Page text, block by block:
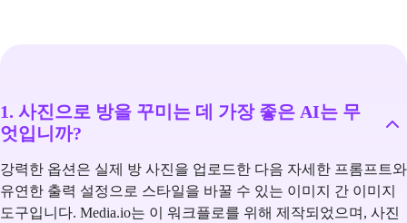
1. 사진으로 방을 꾸미는 데 가장 좋은 AI는 무
엇입니까?
강력한 옵션은 실제 방 사진을 업로드한 다음 자세한 프롬프트와
유연한 출력 설정으로 스타일을 바꿀 수 있는 이미지 간 이미지
도구입니다. Media.io는 이 워크플로를 위해 제작되었으며, 사진